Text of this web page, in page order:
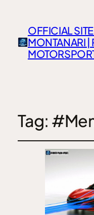
OFFICIAL
MONTANARI |
Tag: